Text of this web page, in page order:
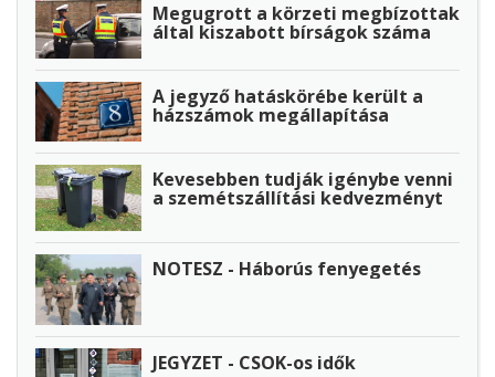
Megugrott a körzeti megbízottak
által kiszabott bírságok száma
A jegyző hatáskörébe került a
házszámok megállapítása
Kevesebben tudják igénybe venni
a szemétszállítási kedvezményt
NOTESZ - Háborús fenyegetés
JEGYZET - CSOK-os idők